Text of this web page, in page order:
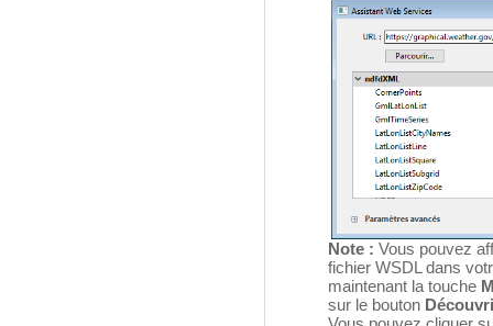
Note : Vous pouvez
fichier WSDL dans
maintenant la touche
sur le bouton